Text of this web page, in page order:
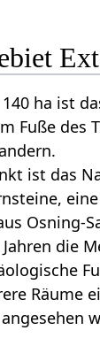
ha ist
Fuße des
ist das
Osning-
die
Räume